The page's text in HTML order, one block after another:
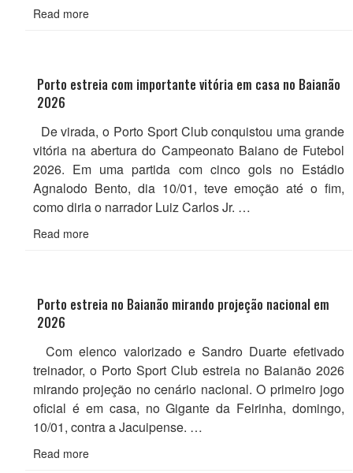
Read more
Porto estreia com importante vitória em casa no Baianão
2026
De virada, o Porto Sport Club conquistou uma grande
vitória na abertura do Campeonato Baiano de Futebol
2026. Em uma partida com cinco gols no Estádio
Agnalodo Bento, dia 10/01, teve emoção até o fim,
como diria o narrador Luiz Carlos Jr. …
Read more
Porto estreia no Baianão mirando projeção nacional em
2026
Com elenco valorizado e Sandro Duarte efetivado
treinador, o Porto Sport Club estreia no Baianão 2026
mirando projeção no cenário nacional. O primeiro jogo
oficial é em casa, no Gigante da Feirinha, domingo,
10/01, contra a Jacuipense. …
Read more